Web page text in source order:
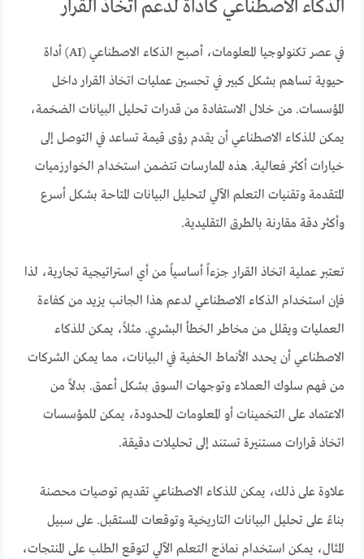
الذكاء الاصطناعي كأداة لدعم اتخاذ القرار
في عصر تكنولوجيا المعلومات، أصبح الذكاء الاصطناعي (AI) أداة
حيوية تساهم بشكل كبير في تحسين عمليات اتخاذ القرار داخل
المؤسسات. من خلال الاستفادة من قدرات تحليل البيانات الضخمة،
يمكن للذكاء الاصطناعي أن يقدم رؤى قيمة تساعد في التوصل إلى
خيارات أكثر فعالية. هذه الممارسات تتضمن استخدام الخوارزميات
المتقدمة وتقنيات التعلم الآلي لتحليل البيانات المتاحة بشكل أسرع
وأكثر دقة مقارنة بالطرق التقليدية.
تعتبر عملية اتخاذ القرار جزءاً أساسياً من أي استراتيجية تجارية، لذا
فإن استخدام الذكاء الاصطناعي لدعم هذا الجانب يزيد من كفاءة
العمليات ويقلل من مخاطر الخطأ البشري. مثلاً، يمكن للذكاء
الاصطناعي أن يحدد الأنماط الخفية في البيانات، مما يمكن الشركات
من فهم سلوك العملاء وتوجهات السوق بشكل أعمق. بدلاً من
الاعتماد على التخمينات أو المعلومات المحدودة، يمكن للمؤسسات
اتخاذ قرارات مستنيرة تستند إلى تحليلات دقيقة.
علاوة على ذلك، يمكن للذكاء الاصطناعي تقديم توصيات محصنة
بناءً على تحليل البيانات التاريخية وتوقعات المستقبل. على سبيل
المثال، يمكن استخدام نماذج التعلم الآلي لتوقع الطلب على المنتجات،